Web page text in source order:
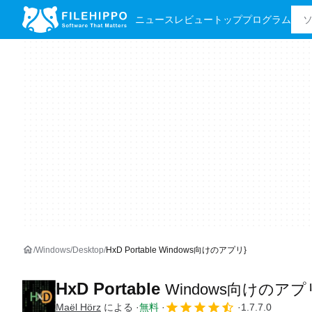
ニュース レビュー トッププログラム
Windows Desktop HxD Portable Windows向けのアプリ}
HxD Portable Windows向けのアプ
Maël Hörz による 無料 1.7.7.0